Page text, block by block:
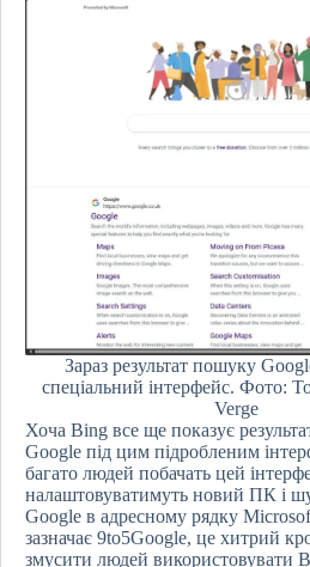
Зараз результат пошуку
спеціальний інтерфейс. Фото:
Verge
Хоча Bing все ще показує
Google під цим підробленим
багато людей побачать цей
налаштовуватимуть новий ПК і
Google в адресному рядку
зазначає 9to5Google, це хитрий
змусити людей використовувати